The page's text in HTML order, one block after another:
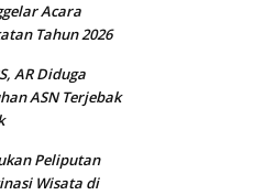
Acara
Tahun 2026
AR Diduga
ASN Terjebak
Peliputan
Wisata di